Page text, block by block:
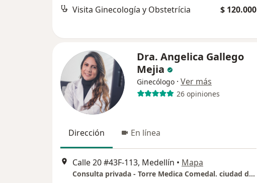
Visita Ginecología y Obstetrícia $ 120.000
Dra. Angelica Gallego
Mejia
Ginecólogo · Ver más
26 opiniones
Dirección En línea
Calle 20 #43F-113, Medellín • Mapa
Consulta privada - Torre Medica Comedal. ciudad del Rio